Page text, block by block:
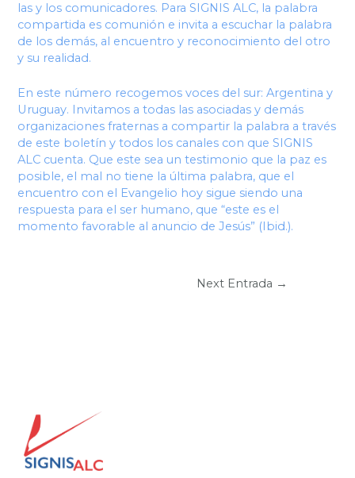
las y los comunicadores. Para SIGNIS ALC, la palabra
compartida es comunión e invita a escuchar la palabra
de los demás, al encuentro y reconocimiento del otro
y su realidad.
En este número recogemos voces del sur: Argentina y
Uruguay. Invitamos a todas las asociadas y demás
organizaciones fraternas a compartir la palabra a través
de este boletín y todos los canales con que SIGNIS
ALC cuenta. Que este sea un testimonio que la paz es
posible, el mal no tiene la última palabra, que el
encuentro con el Evangelio hoy sigue siendo una
respuesta para el ser humano, que “este es el
momento favorable al anuncio de Jesús” (Ibid.).
Next Entrada →